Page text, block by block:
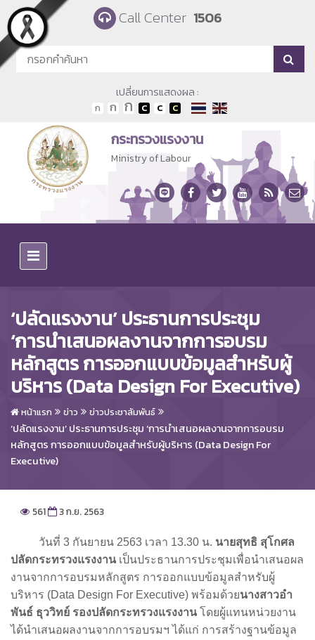
Skip to main content Call Center 1506
เปลี่ยนการแสดงผล :
กระทรวงแรงงาน
Ministry of Labour
‘ปลัดแรงงาน’ ประธานการประชุม
‘การนำเสนอผลงานจากการอบรม
หลักสูตร การออกแบบข้อมูลสำหรับผู้
บริหาร (Data Design For Executive)
หน้าแรก ข่าว ข่าวประชาสัมพันธ์
‘ปลัดแรงงาน’ ประธานการประชุม ‘การนำเสนอผลงานจากการอบรม
หลักสูตร การออกแบบข้อมูลสำหรับผู้บริหาร (Data Design For
Executive)
561 3 ก.ย. 2563
วันที่ 3 กันยายน 2563 เวลา 13.30 น. นายสุทธิ สุโกศล
ปลัดกระทรวงแรงงานเป็นประธานการประชุมเพื่อนำเสนอผล
งานจากการอบรมหลักสูตร การออกแบบข้อมูลสำหรับผู้
บริหาร (Data Design For Executive) พร้อมด้วยนางสาวอำ
พันธ์ ธุววิทย์ รองปลัดกระทรวงแรงงานโดยผู้แทนหน่วยงาน
ได้นำเสนอผลงานจากการอบรมฯ ได้แก่ การสร้างฐานข้อมูล